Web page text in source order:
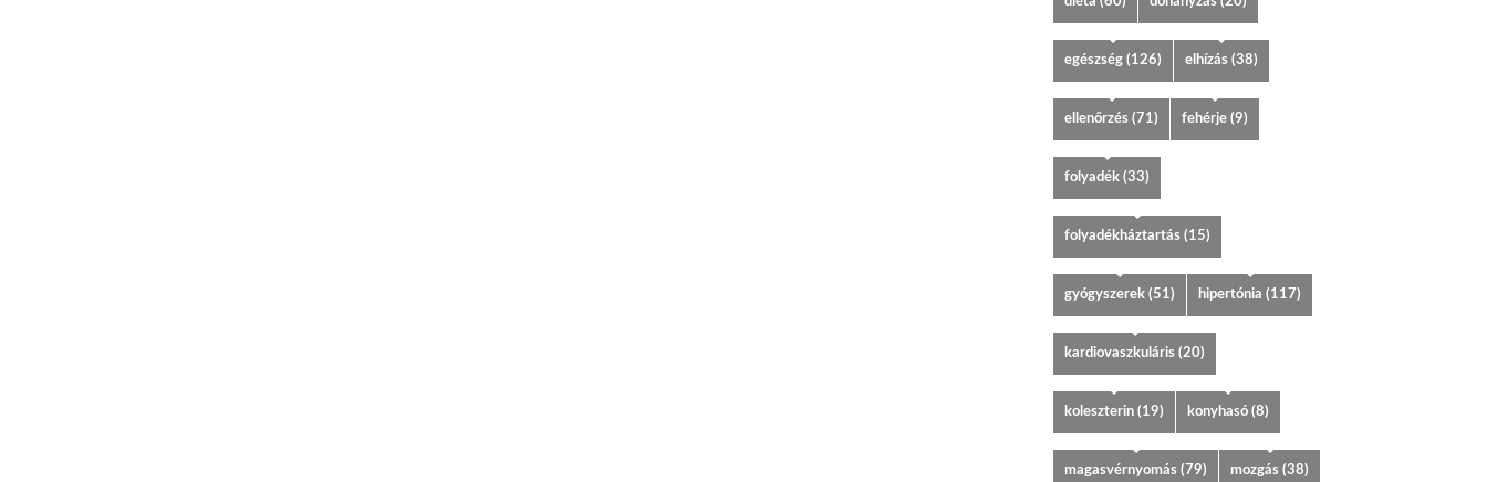
egészség (126) elhízás (38)
ellenőrzés (71) fehérje (9)
folyadék (33)
folyadékháztartás (15)
gyógyszerek (51) hipertónia (117)
kardiovaszkuláris (20)
koleszterin (19) konyhasó (8)
magasvérnyomás (79) mozgás (38)